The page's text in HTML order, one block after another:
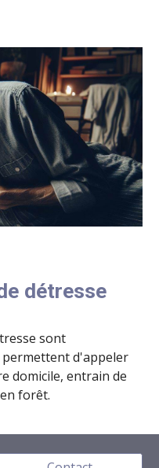
détresse
sont
permettent d'appeler
domicile, entrain de
forêt.